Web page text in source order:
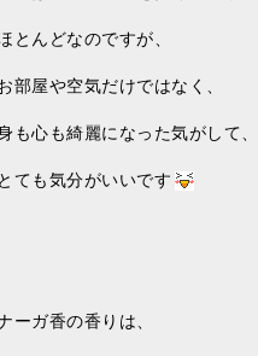
とんどなのですが、
部屋や空気だけではなく、
も心も綺麗になった気がして、
とても気分がいいです
ーガ香の香りは、